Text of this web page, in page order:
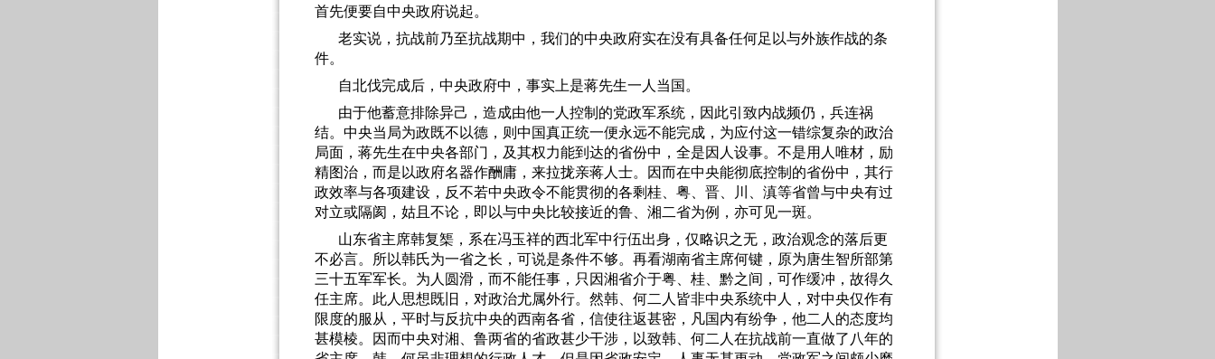
首先便要自中央政府说起。
老实说，抗战前乃至抗战期中，我们的中央政府实在没有具备任何足以与外族作战的条
件。
自北伐完成后，中央政府中，事实上是蒋先生一人当国。
由于他蓄意排除异己，造成由他一人控制的党政军系统，因此引致内战频仍，兵连祸
结。中央当局为政既不以德，则中国真正统一便永远不能完成，为应付这一错综复杂的政治
局面，蒋先生在中央各部门，及其权力能到达的省份中，全是因人设事。不是用人唯材，励
精图治，而是以政府名器作酬庸，来拉拢亲蒋人士。因而在中央能彻底控制的省份中，其行
政效率与各项建设，反不若中央政令不能贯彻的各剩桂、粤、晋、川、滇等省曾与中央有过
对立或隔阂，姑且不论，即以与中央比较接近的鲁、湘二省为例，亦可见一斑。
山东省主席韩复榘，系在冯玉祥的西北军中行伍出身，仅略识之无，政治观念的落后更
不必言。所以韩氏为一省之长，可说是条件不够。再看湖南省主席何键，原为唐生智所部第
三十五军军长。为人圆滑，而不能任事，只因湘省介于粤、桂、黔之间，可作缓冲，故得久
任主席。此人思想既旧，对政治尤属外行。然韩、何二人皆非中央系统中人，对中央仅作有
限度的服从，平时与反抗中央的西南各省，信使往返甚密，凡国内有纷争，他二人的态度均
甚模棱。因而中央对湘、鲁两省的省政甚少干涉，以致韩、何二人在抗战前一直做了八年的